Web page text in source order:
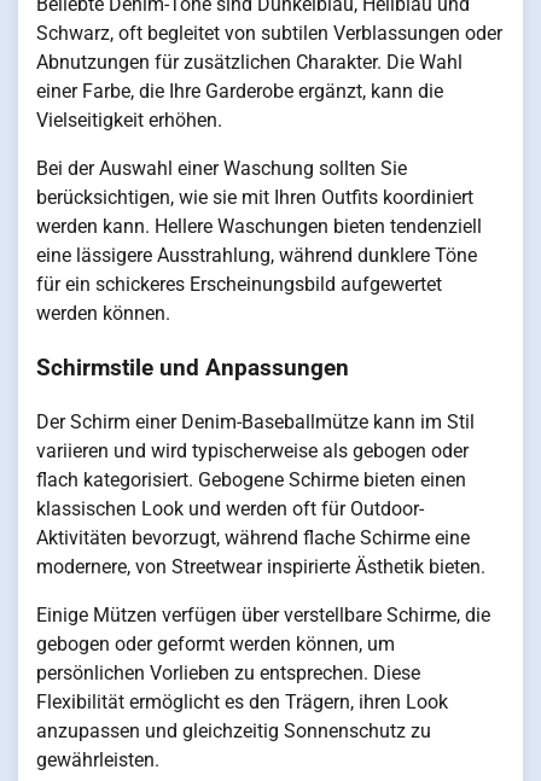
Beliebte Denim-Töne sind Dunkelblau, Hellblau und
Schwarz, oft begleitet von subtilen Verblassungen oder
Abnutzungen für zusätzlichen Charakter. Die Wahl
einer Farbe, die Ihre Garderobe ergänzt, kann die
Vielseitigkeit erhöhen.
Bei der Auswahl einer Waschung sollten Sie
berücksichtigen, wie sie mit Ihren Outfits koordiniert
werden kann. Hellere Waschungen bieten tendenziell
eine lässigere Ausstrahlung, während dunklere Töne
für ein schickeres Erscheinungsbild aufgewertet
werden können.
Schirmstile und Anpassungen
Der Schirm einer Denim-Baseballmütze kann im Stil
variieren und wird typischerweise als gebogen oder
flach kategorisiert. Gebogene Schirme bieten einen
klassischen Look und werden oft für Outdoor-
Aktivitäten bevorzugt, während flache Schirme eine
modernere, von Streetwear inspirierte Ästhetik bieten.
Einige Mützen verfügen über verstellbare Schirme, die
gebogen oder geformt werden können, um
persönlichen Vorlieben zu entsprechen. Diese
Flexibilität ermöglicht es den Trägern, ihren Look
anzupassen und gleichzeitig Sonnenschutz zu
gewährleisten.